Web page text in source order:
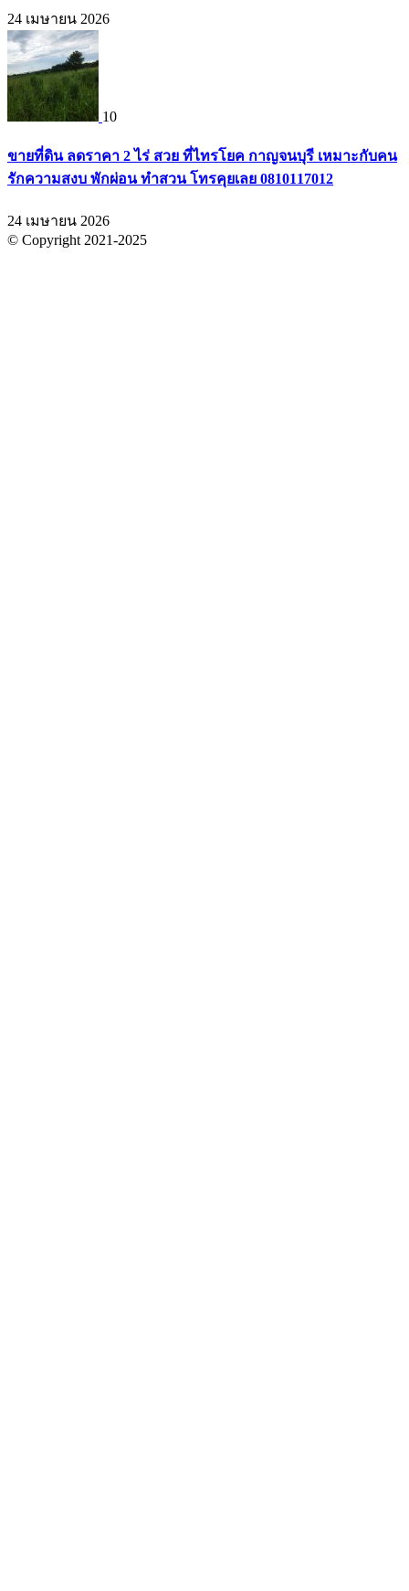
24 เมษายน 2026
10
ขายที่ดิน ลดราคา 2 ไร่ สวย ที่ไทรโยค กาญจนบุรี เหมาะกับคน
รักความสงบ พักผ่อน ทำสวน โทรคุยเลย 0810117012
24 เมษายน 2026
© Copyright 2021-2025